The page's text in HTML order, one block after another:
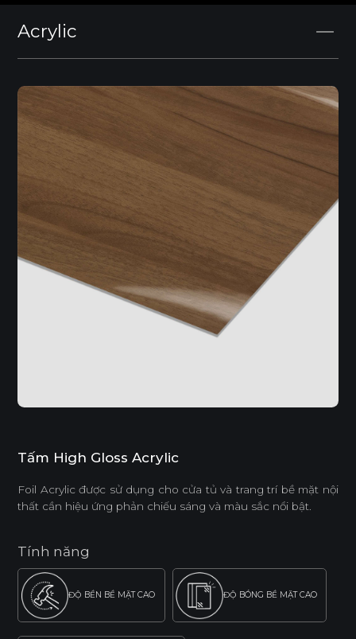
Acrylic
Tấm High Gloss Acrylic
Foil Acrylic được sử dụng cho cửa tủ và trang trí bề mặt nội
thất cần hiệu ứng phản chiếu sáng và màu sắc nổi bật.
Tính năng
ĐỘ BỀN BỀ MẶT CAO ĐỘ BÓNG BỀ MẶT CAO